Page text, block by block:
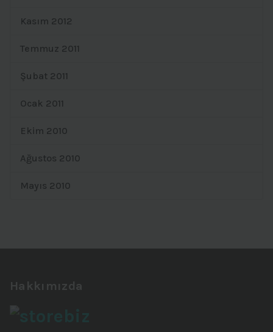
Kasım 2012
Temmuz 2011
Şubat 2011
Ocak 2011
Ekim 2010
Ağustos 2010
Mayıs 2010
Hakkımızda